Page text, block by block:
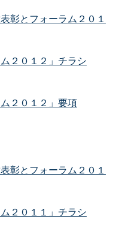
彰とフォーラム２０１
２０１２」チラシ
２０１２」要項
彰とフォーラム２０１
２０１１」チラシ